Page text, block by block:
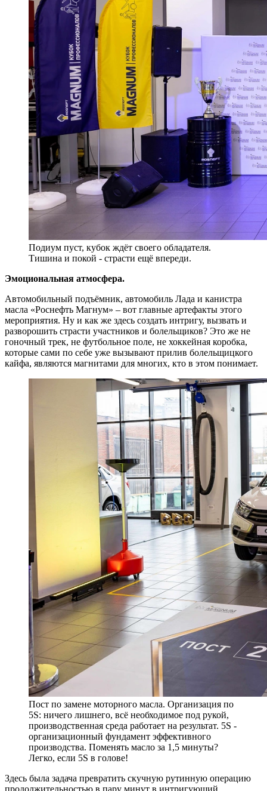
Подиум пуст, кубок ждёт своего обладателя.
Тишина и покой - страсти ещё впереди.
Эмоциональная атмосфера.
Автомобильный подъёмник, автомобиль Лада и канистра
масла «Роснефть Магнум» – вот главные артефакты этого
мероприятия. Ну и как же здесь создать интригу, вызвать и
разворошить страсти участников и болельщиков? Это же не
гоночный трек, не футбольное поле, не хоккейная коробка,
которые сами по себе уже вызывают прилив болельщицкого
кайфа, являются магнитами для многих, кто в этом понимает.
Пост по замене моторного масла. Организация по
5S: ничего лишнего, всё необходимое под рукой,
производственная среда работает на результат. 5S -
организационный фундамент эффективного
производства. Поменять масло за 1,5 минуты?
Легко, если 5S в голове!
Здесь была задача превратить скучную рутинную операцию
продолжительностью в пару минут в интригующий